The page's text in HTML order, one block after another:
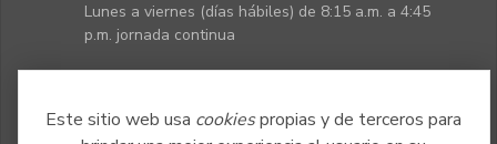
Este sitio web usa cookiespropias y de terceros para
Lunes a viernes (días hábiles) de 8:15 a.m. a 4:45
p.m. jornada continua